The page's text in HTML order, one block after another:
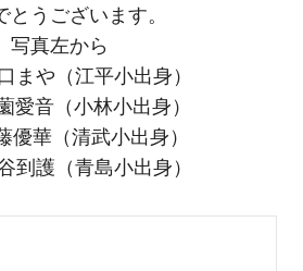
とうございます。
写真左から
まや（江平小出身）
音（小林小出身）
優華（清武小出身）
到護（青島小出身）